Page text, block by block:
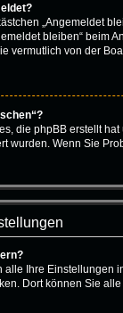
„Angemeldet
bleiben“ beim
vermutlich von der
die phpBB erstellt
wurden. Wenn Sie
Ihre Einstellungen
Dort können Sie